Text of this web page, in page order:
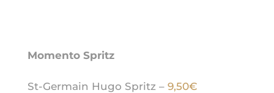
Momento Spritz
St-Germain Hugo Spritz – 9,50€